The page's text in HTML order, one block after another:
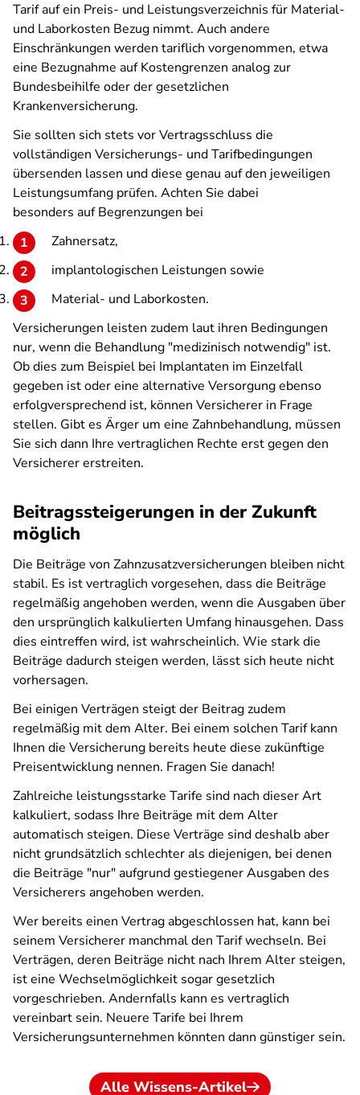
Tarif auf ein Preis- und Leistungsverzeichnis für Material-
und Laborkosten Bezug nimmt. Auch andere
Einschränkungen werden tariflich vorgenommen, etwa
eine Bezugnahme auf Kostengrenzen analog zur
Bundesbeihilfe oder der gesetzlichen
Krankenversicherung.
Sie sollten sich stets vor Vertragsschluss die
vollständigen Versicherungs- und Tarifbedingungen
übersenden lassen und diese genau auf den jeweiligen
Leistungsumfang prüfen. Achten Sie dabei
besonders auf Begrenzungen bei
Zahnersatz,
implantologischen Leistungen sowie
Material- und Laborkosten.
Versicherungen leisten zudem laut ihren Bedingungen
nur, wenn die Behandlung "medizinisch notwendig" ist.
Ob dies zum Beispiel bei Implantaten im Einzelfall
gegeben ist oder eine alternative Versorgung ebenso
erfolgversprechend ist, können Versicherer in Frage
stellen. Gibt es Ärger um eine Zahnbehandlung, müssen
Sie sich dann Ihre vertraglichen Rechte erst gegen den
Versicherer erstreiten.
Beitragssteigerungen in der Zukunft
möglich
Die Beiträge von Zahnzusatzversicherungen bleiben nicht
stabil. Es ist vertraglich vorgesehen, dass die Beiträge
regelmäßig angehoben werden, wenn die Ausgaben über
den ursprünglich kalkulierten Umfang hinausgehen. Dass
dies eintreffen wird, ist wahrscheinlich. Wie stark die
Beiträge dadurch steigen werden, lässt sich heute nicht
vorhersagen.
Bei einigen Verträgen steigt der Beitrag zudem
regelmäßig mit dem Alter. Bei einem solchen Tarif kann
Ihnen die Versicherung bereits heute diese zukünftige
Preisentwicklung nennen. Fragen Sie danach!
Zahlreiche leistungsstarke Tarife sind nach dieser Art
kalkuliert, sodass Ihre Beiträge mit dem Alter
automatisch steigen. Diese Verträge sind deshalb aber
nicht grundsätzlich schlechter als diejenigen, bei denen
die Beiträge "nur" aufgrund gestiegener Ausgaben des
Versicherers angehoben werden.
Wer bereits einen Vertrag abgeschlossen hat, kann bei
seinem Versicherer manchmal den Tarif wechseln. Bei
Verträgen, deren Beiträge nicht nach Ihrem Alter steigen,
ist eine Wechselmöglichkeit sogar gesetzlich
vorgeschrieben. Andernfalls kann es vertraglich
vereinbart sein. Neuere Tarife bei Ihrem
Versicherungsunternehmen könnten dann günstiger sein.
Alle Wissens-Artikel